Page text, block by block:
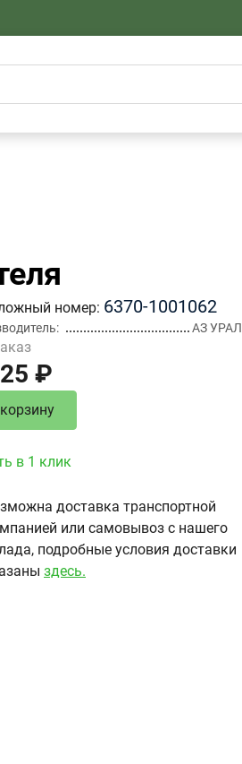
номер 6370-1001062
АЗ УРАЛ
₽
в 1 клик
доставка транспортной
или самовывоз с нашего
подробные условия доставки
здесь.